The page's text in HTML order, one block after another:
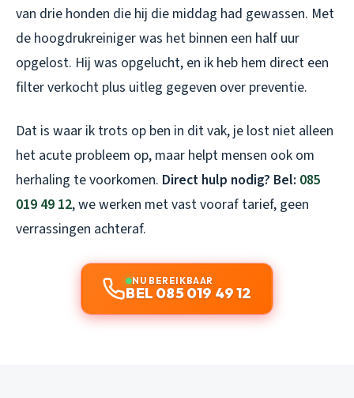
van drie honden die hij die middag had gewassen. Met
de hoogdrukreiniger was het binnen een half uur
opgelost. Hij was opgelucht, en ik heb hem direct een
filter verkocht plus uitleg gegeven over preventie.
Dat is waar ik trots op ben in dit vak, je lost niet alleen
het acute probleem op, maar helpt mensen ook om
herhaling te voorkomen. Direct hulp nodig? Bel: 085
019 49 12, we werken met vast vooraf tarief, geen
verrassingen achteraf.
NU BEREIKBAAR
BEL 085 019 49 12